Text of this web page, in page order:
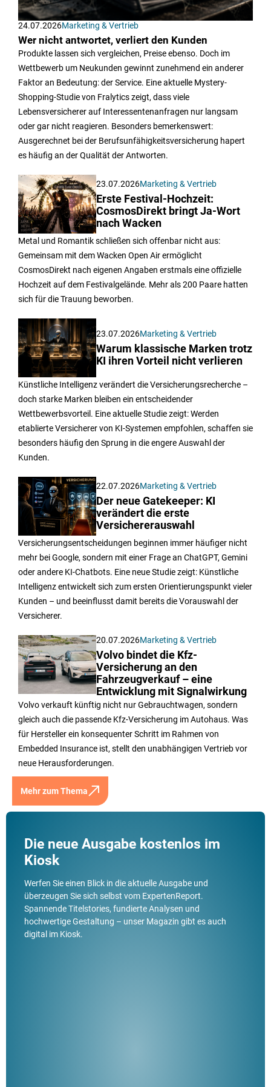
24.07.2026Marketing & Vertrieb
Wer nicht antwortet, verliert den Kunden
Produkte lassen sich vergleichen, Preise ebenso. Doch im
Wettbewerb um Neukunden gewinnt zunehmend ein anderer
Faktor an Bedeutung: der Service. Eine aktuelle Mystery-
Shopping-Studie von Fralytics zeigt, dass viele
Lebensversicherer auf Interessentenanfragen nur langsam
oder gar nicht reagieren. Besonders bemerkenswert:
Ausgerechnet bei der Berufsunfähigkeitsversicherung hapert
es häufig an der Qualität der Antworten.
23.07.2026Marketing & Vertrieb
Erste Festival-Hochzeit:
CosmosDirekt bringt Ja-Wort
nach Wacken
Metal und Romantik schließen sich offenbar nicht aus:
Gemeinsam mit dem Wacken Open Air ermöglicht
CosmosDirekt nach eigenen Angaben erstmals eine offizielle
Hochzeit auf dem Festivalgelände. Mehr als 200 Paare hatten
sich für die Trauung beworben.
23.07.2026Marketing & Vertrieb
Warum klassische Marken trotz
KI ihren Vorteil nicht verlieren
Künstliche Intelligenz verändert die Versicherungsrecherche –
doch starke Marken bleiben ein entscheidender
Wettbewerbsvorteil. Eine aktuelle Studie zeigt: Werden
etablierte Versicherer von KI-Systemen empfohlen, schaffen sie
besonders häufig den Sprung in die engere Auswahl der
Kunden.
22.07.2026Marketing & Vertrieb
Der neue Gatekeeper: KI
verändert die erste
Versichererauswahl
Versicherungsentscheidungen beginnen immer häufiger nicht
mehr bei Google, sondern mit einer Frage an ChatGPT, Gemini
oder andere KI-Chatbots. Eine neue Studie zeigt: Künstliche
Intelligenz entwickelt sich zum ersten Orientierungspunkt vieler
Kunden – und beeinflusst damit bereits die Vorauswahl der
Versicherer.
20.07.2026Marketing & Vertrieb
Volvo bindet die Kfz-
Versicherung an den
Fahrzeugverkauf – eine
Entwicklung mit Signalwirkung
Volvo verkauft künftig nicht nur Gebrauchtwagen, sondern
gleich auch die passende Kfz-Versicherung im Autohaus. Was
für Hersteller ein konsequenter Schritt im Rahmen von
Embedded Insurance ist, stellt den unabhängigen Vertrieb vor
neue Herausforderungen.
Mehr zum Thema
Die neue Ausgabe kostenlos im
Kiosk
Werfen Sie einen Blick in die aktuelle Ausgabe und
überzeugen Sie sich selbst vom ExpertenReport.
Spannende Titelstories, fundierte Analysen und
hochwertige Gestaltung – unser Magazin gibt es auch
digital im Kiosk.